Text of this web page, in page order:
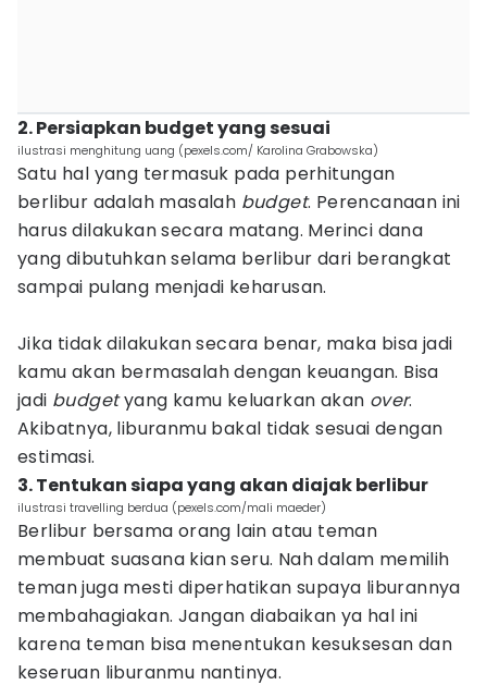
2. Persiapkan budget yang sesuai
ilustrasi menghitung uang (pexels.com/ Karolina Grabowska)
Satu hal yang termasuk pada perhitungan
berlibur adalah masalah budget. Perencanaan ini
harus dilakukan secara matang. Merinci dana
yang dibutuhkan selama berlibur dari berangkat
sampai pulang menjadi keharusan.
Jika tidak dilakukan secara benar, maka bisa jadi
kamu akan bermasalah dengan keuangan. Bisa
jadi budgetyang kamu keluarkan akan over.
Akibatnya, liburanmu bakal tidak sesuai dengan
estimasi.
3. Tentukan siapa yang akan diajak berlibur
ilustrasi travelling berdua (pexels.com/mali maeder)
Berlibur bersama orang lain atau teman
membuat suasana kian seru. Nah dalam memilih
teman juga mesti diperhatikan supaya liburannya
membahagiakan. Jangan diabaikan ya hal ini
karena teman bisa menentukan kesuksesan dan
keseruan liburanmu nantinya.